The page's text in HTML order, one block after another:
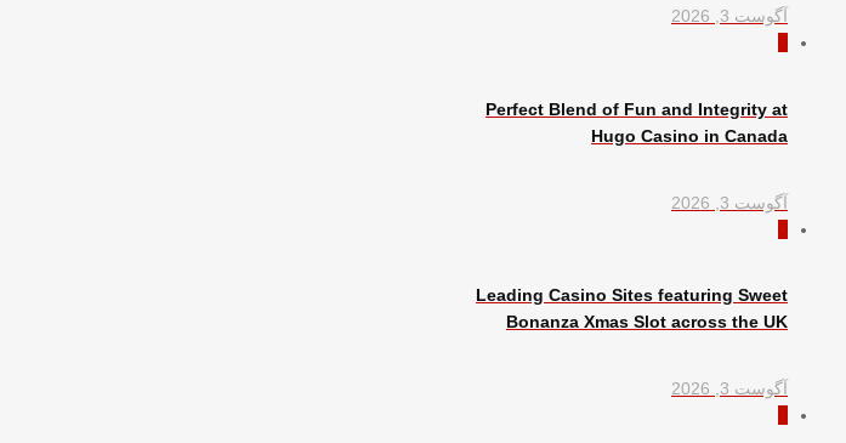
آگوست 3, 2026
Perfect Blend of Fun and Integrity at
Hugo Casino in Canada
آگوست 3, 2026
Leading Casino Sites featuring Sweet
Bonanza Xmas Slot across the UK
آگوست 3, 2026